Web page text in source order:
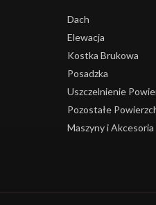
Dach
Elewacja
Kostka Brukowa
Posadzka
Uszczelnienie
Pozostałe
Maszyny i Akcesoria